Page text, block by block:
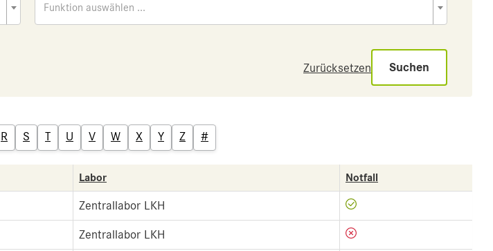
Funktion auswählen ...
Zurücksetzen Suchen
R S T U V W X Y Z #
Labor Notfall
Zentrallabor LKH
Zentrallabor LKH